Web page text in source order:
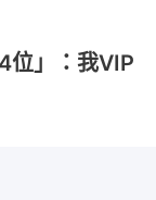
位」：我VIP